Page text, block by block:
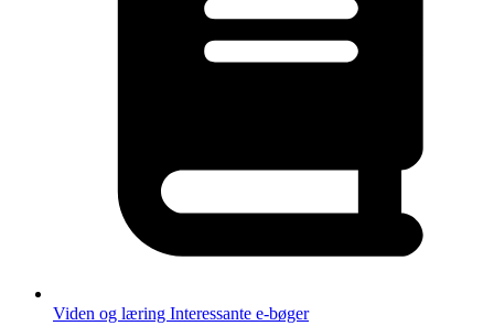
Viden og læring Interessante e-bøger